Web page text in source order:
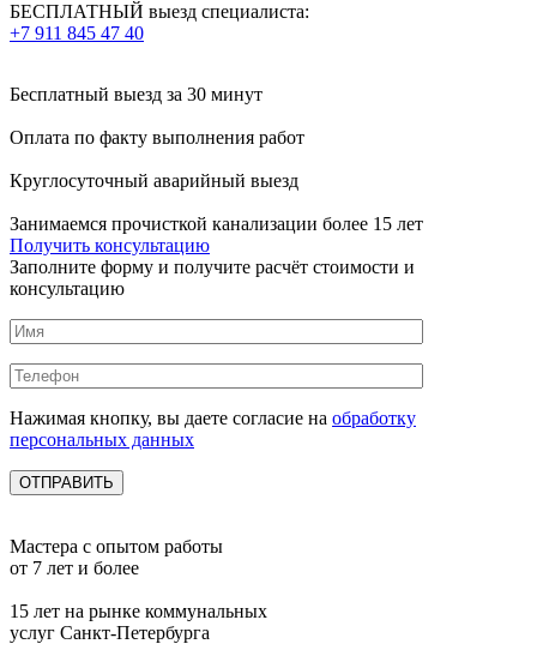
БЕСПЛАТНЫЙ выезд специалиста:
+7 911 845 47 40
Бесплатный выезд за 30 минут
Оплата по факту выполнения работ
Круглосуточный аварийный выезд
Занимаемся прочисткой канализации более 15 лет
Получить консультацию
Заполните форму и получите расчёт стоимости и
консультацию
Нажимая кнопку, вы даете согласие на обработку
персональных данных
Мастера с опытом работы
от 7 лет и более
15 лет на рынке коммунальных
услуг Санкт-Петербурга